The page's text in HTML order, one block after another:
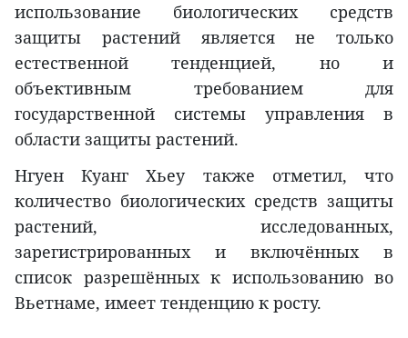
использование биологических средств
защиты растений является не только
естественной тенденцией, но и
объективным требованием для
государственной системы управления в
области защиты растений.
Нгуен Куанг Хьеу также отметил, что
количество биологических средств защиты
растений, исследованных,
зарегистрированных и включённых в
список разрешённых к использованию во
Вьетнаме, имеет тенденцию к росту.